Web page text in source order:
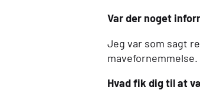
Var der noget
Jeg var som sagt
Hvad fik dig til at